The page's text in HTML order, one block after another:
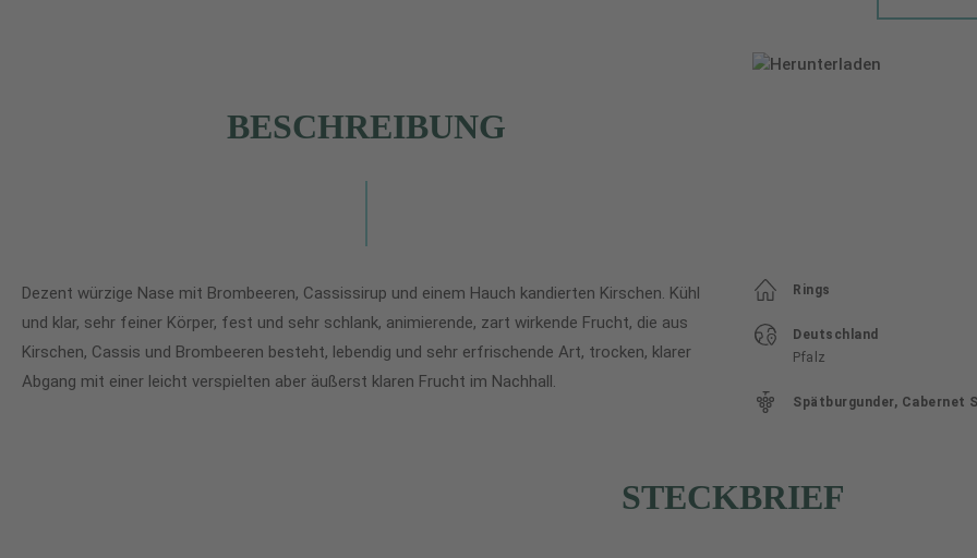
BESCHREIBUNG
Dezent würzige Nase mit Brombeeren, Cassissirup und einem Hauch kandierten Kirschen. Kühl
und klar, sehr feiner Körper, fest und sehr schlank, animierende, zart wirkende Frucht, die aus
Kirschen, Cassis und Brombeeren besteht, lebendig und sehr erfrischende Art, trocken, klarer
Abgang mit einer leicht verspielten aber äußerst klaren Frucht im Nachhall.
Rings
Deutschland
Pfalz
Spätburgunder, Cabernet
STECKBRIEF